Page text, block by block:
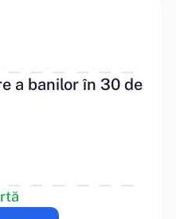
a banilor în 30 de